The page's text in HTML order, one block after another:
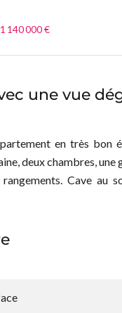
140 000 €
une vue
en très bon
deux chambres, une
Cave au